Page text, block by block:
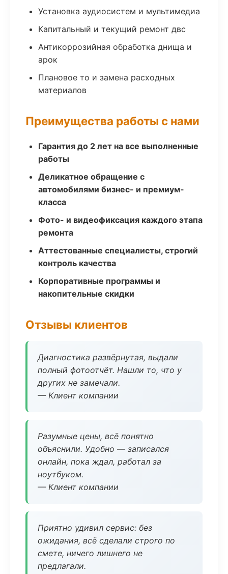
Установка аудиосистем и мультимедиа
Капитальный и текущий ремонт двс
Антикоррозийная обработка днища и
арок
Плановое то и замена расходных
материалов
Преимущества работы с нами
Гарантия до 2 лет на все выполненные
работы
Деликатное обращение с
автомобилями бизнес- и премиум-
класса
Фото- и видеофиксация каждого этапа
ремонта
Аттестованные специалисты, строгий
контроль качества
Корпоративные программы и
накопительные скидки
Отзывы клиентов
Диагностика развёрнутая, выдали
полный фотоотчёт. Нашли то, что у
других не замечали.
— Клиент компании
Разумные цены, всё понятно
объяснили. Удобно — записался
онлайн, пока ждал, работал за
ноутбуком.
— Клиент компании
Приятно удивил сервис: без
ожидания, всё сделали строго по
смете, ничего лишнего не
предлагали.